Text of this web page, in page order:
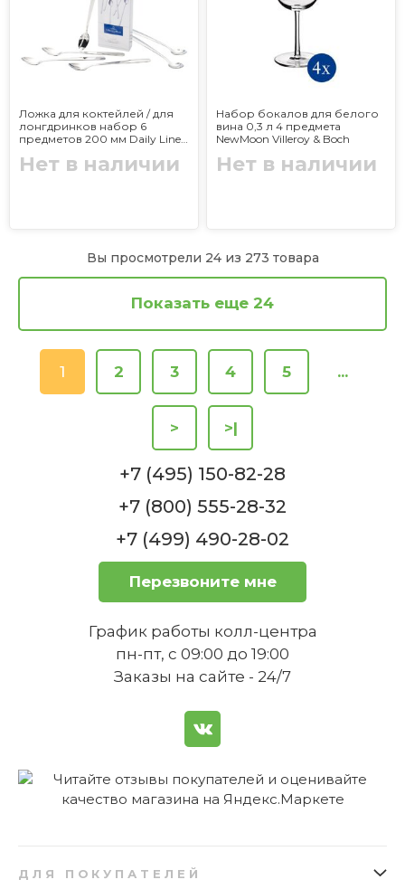
Ложка для коктейлей / для
лонгдринков набор 6
предметов 200 мм Daily Line
Нет в наличии
Набор бокалов для белого
вина 0,3 л 4 предмета
NewMoon Villeroy & Boch
Нет в наличии
Вы просмотрели 24 из 273 товара
Показать еще 24
1 2 3 4 5 ...
> >|
+7 (495) 150-82-28
+7 (800) 555-28-32
+7 (499) 490-28-02
Перезвоните мне
График работы колл-центра
пн-пт, с 09:00 до 19:00
Заказы на сайте - 24/7
ДЛЯ ПОКУПАТЕЛЕЙ